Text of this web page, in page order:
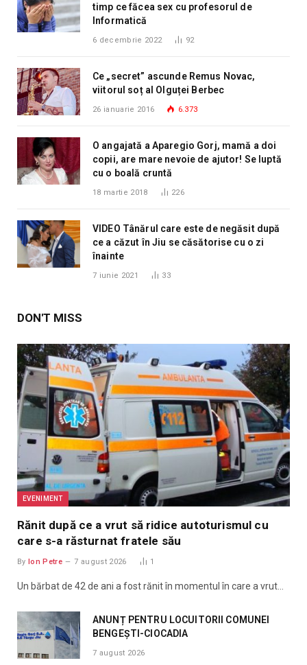
timp ce făcea sex cu profesorul de
Informatică
6 decembrie 2022 92
Ce „secret” ascunde Remus Novac,
viitorul soț al Olguței Berbec
26 ianuarie 2016 6.373
O angajată a Aparegio Gorj, mamă a doi
copii, are mare nevoie de ajutor! Se luptă
cu o boală cruntă
18 martie 2018 226
VIDEO Tânărul care este de negăsit după
ce a căzut în Jiu se căsătorise cu o zi
înainte
7 iunie 2021 33
DON'T MISS
EVENIMENT
Rănit după ce a vrut să ridice autoturismul cu
care s-a răsturnat fratele său
By Ion Petre 7 august 2026 1
Un bărbat de 42 de ani a fost rănit în momentul în care a vrut…
ANUNȚ PENTRU LOCUITORII COMUNEI
BENGEȘTI-CIOCADIA
7 august 2026